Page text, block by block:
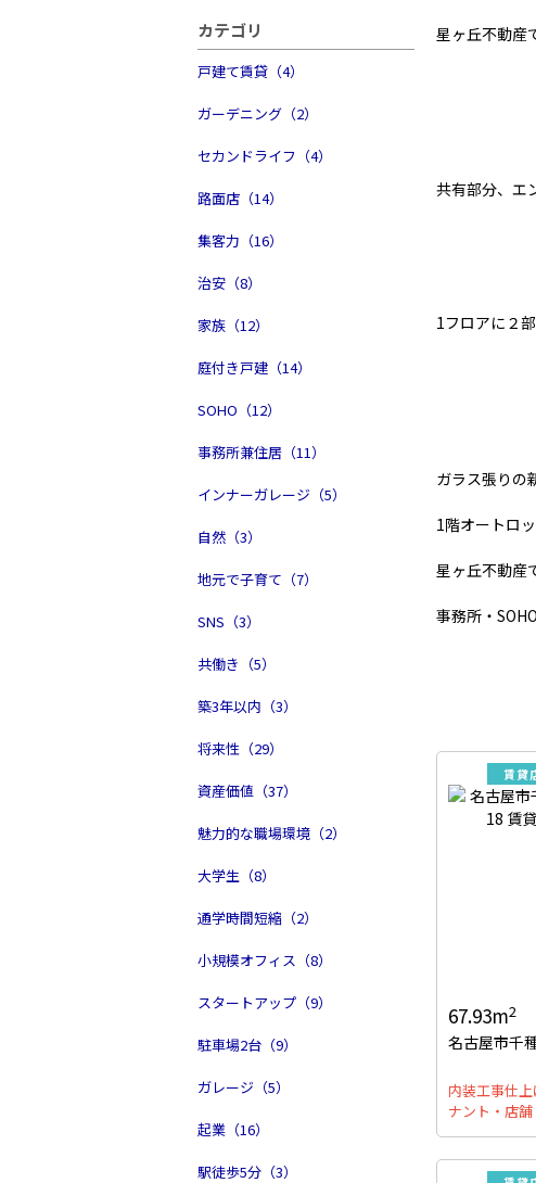
カテゴリ
戸建て賃貸（4）
ガーデニング（2）
セカンドライフ（4）
路面店（14）
集客力（16）
治安（8）
家族（12）
庭付き戸建（14）
SOHO（12）
事務所兼住居（11）
インナーガレージ（5）
自然（3）
地元で子育て（7）
SNS（3）
共働き（5）
築3年以内（3）
将来性（29）
資産価値（37）
魅力的な職場環境（2）
大学生（8）
通学時間短縮（2）
小規模オフィス（8）
スタートアップ（9）
駐車場2台（9）
ガレージ（5）
起業（16）
駅徒歩5分（3）
星ヶ丘不動産
共有部分、エ
1フロアに２
ガラス張りの
1階オートロ
星ヶ丘不動産
事務所・
賃貸
67.93m2
名古屋市千
内装工事仕
ナント・店